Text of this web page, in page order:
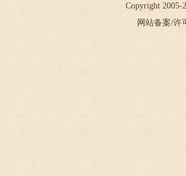
Copyright 2005-
网站备案/许